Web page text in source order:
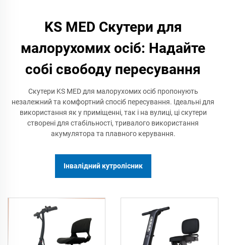
KS MED Скутери для
малорухомих осіб: Надайте
собі свободу пересування
Скутери KS MED для малорухомих осіб пропонують
незалежний та комфортний спосіб пересування. Ідеальні для
використання як у приміщенні, так і на вулиці, ці скутери
створені для стабільності, тривалого використання
акумулятора та плавного керування.
Інвалідний кутролісник